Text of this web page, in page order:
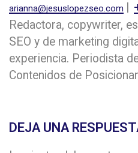
arianna@jesuslopezseo.com
Redactora, copywriter,
SEO y de marketing
experiencia. Periodista
Contenidos de
DEJA UNA